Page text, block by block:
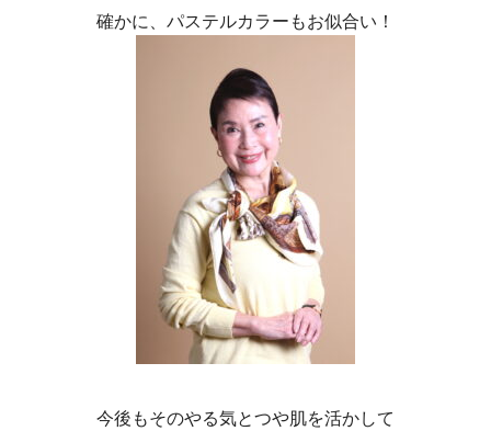
確かに、パステルカラーもお似合い！
今後もそのやる気とつや肌を活かして